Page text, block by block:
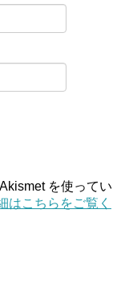
を使ってい
はこちらをご覧く